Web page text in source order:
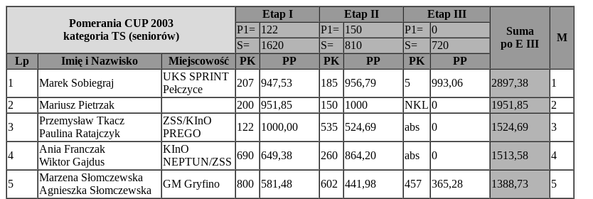
Pomerania CUP 2003
kategoria TS (seniorów)
Etap I Etap II
Etap III
Suma
po E III
M
P1= 122 P1= 150 P1=
0
S=
1620 S= 810 S=
720
Lp
Imię i Nazwisko Miejscowość PK PP PK PP PK
PP
1
Marek Sobiegraj
UKS SPRINT
Pełczyce
207 947,53 185 956,79 5 993,06 2897,38
1
2
Mariusz Pietrzak 200 951,85 150 1000 NKL 0 1951,85
2
3
Przemysław Tkacz
Paulina Ratajczyk
ZSS/KInO
PREGO
122 1000,00 535 524,69 abs 0 1524,69 3
4
Ania Franczak
Wiktor Gajdus
KInO
NEPTUN/ZSS
690 649,38 260 864,20 abs 0 1513,58 4
5
Marzena Słomczewska
Agnieszka Słomczewska
GM Gryfino 800 581,48 602 441,98 457 365,28 1388,73 5